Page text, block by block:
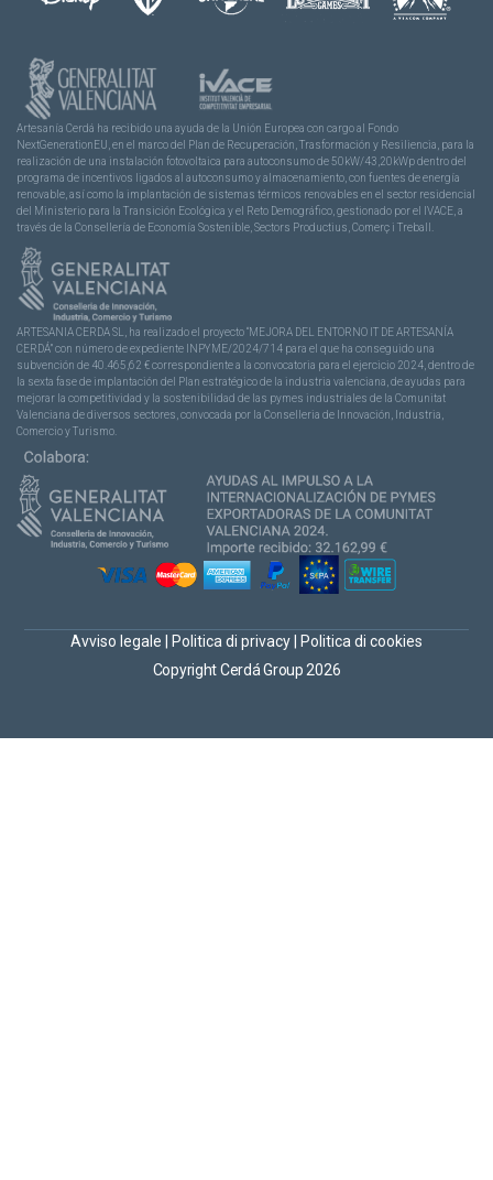
Artesanía Cerdá ha recibido una ayuda de la Unión Europea con cargo al Fondo
NextGenerationEU, en el marco del Plan de Recuperación, Trasformación y Resiliencia, para la
realización de una instalación fotovoltaica para autoconsumo de 50kW/43,20kWp dentro del
programa de incentivos ligados al autoconsumo y almacenamiento, con fuentes de energía
renovable, así como la implantación de sistemas térmicos renovables en el sector residencial
del Ministerio para la Transición Ecológica y el Reto Demográfico, gestionado por el IVACE, a
través de la Consellería de Economía Sostenible, Sectors Productius, Comerç i Treball.
ARTESANIA CERDA SL, ha realizado el proyecto “MEJORA DEL ENTORNO IT DE ARTESANÍA
CERDÁ” con número de expediente INPYME/2024/714 para el que ha conseguido una
subvención de 40.465,62 € correspondiente a la convocatoria para el ejercicio 2024, dentro de
la sexta fase de implantación del Plan estratégico de la industria valenciana, de ayudas para
mejorar la competitividad y la sostenibilidad de las pymes industriales de la Comunitat
Valenciana de diversos sectores, convocada por la Conselleria de Innovación, Industria,
Comercio y Turismo.
Copyright Cerdá Group 2026
Avviso legale Politica di privacy Politica di cookies